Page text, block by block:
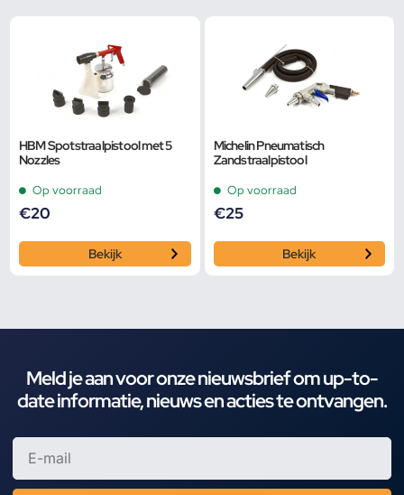
HBM Spotstraalpistool met 5
Nozzles
Op voorraad
€20
Bekijk
Michelin Pneumatisch
Zandstraalpistool
Op voorraad
€25
Bekijk
Meld je aan voor onze nieuwsbrief om up-to-
date informatie, nieuws en acties te ontvangen.